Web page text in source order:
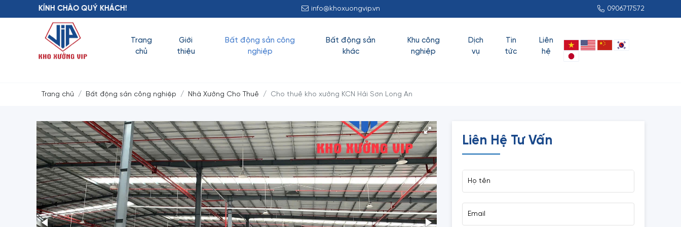
CHÀO QUÝ KHÁCH! 0906717572
info@khoxuongvip.vn
Trang
chủ
Giới
thiệu
Bất động sản công
nghiệp
Bất động sản
khác
Khu công
nghiệp
Dịch
vụ
Tin
tức
Liên
hệ
Trang chủ Bất động sản công nghiệp Nhà Xưởng Cho Thuê Cho thuê kho xưởng KCN Hải Sơn Long An
Liên Hệ Tư Vấn